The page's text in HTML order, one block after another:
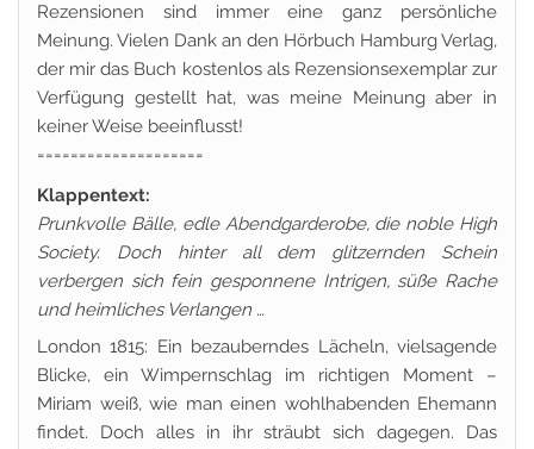
Rezensionen sind immer eine ganz persönliche
Meinung. Vielen Dank an den Hörbuch Hamburg Verlag,
der mir das Buch kostenlos als Rezensionsexemplar zur
Verfügung gestellt hat, was meine Meinung aber in
keiner Weise beeinflusst!
====================
Klappentext:
Prunkvolle Bälle, edle Abendgarderobe, die noble High
Society. Doch hinter all dem glitzernden Schein
verbergen sich fein gesponnene Intrigen, süße Rache
und heimliches Verlangen …
London 1815: Ein bezauberndes Lächeln, vielsagende
Blicke, ein Wimpernschlag im richtigen Moment –
Miriam weiß, wie man einen wohlhabenden Ehemann
findet. Doch alles in ihr sträubt sich dagegen. Das